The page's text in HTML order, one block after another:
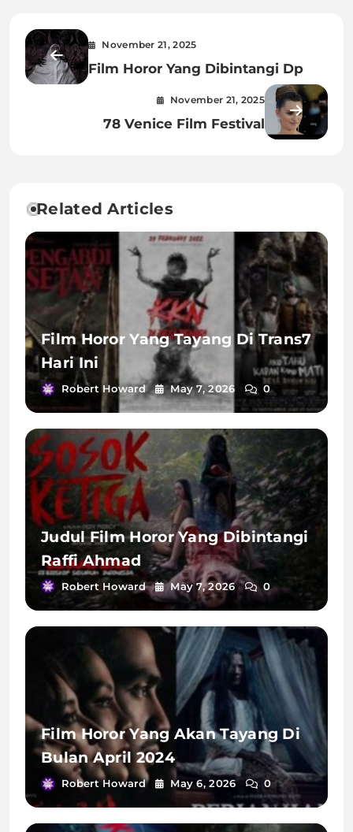
November 21, 2025
Film Horor Yang Dibintangi Dp
November 21, 2025
78 Venice Film Festival
Related Articles
Film Horor Yang Tayang Di Trans7
Hari Ini
Robert Howard May 7, 2026 0
Judul Film Horor Yang Dibintangi
Raffi Ahmad
Robert Howard May 7, 2026 0
Film Horor Yang Akan Tayang Di
Bulan April 2024
Robert Howard May 6, 2026 0